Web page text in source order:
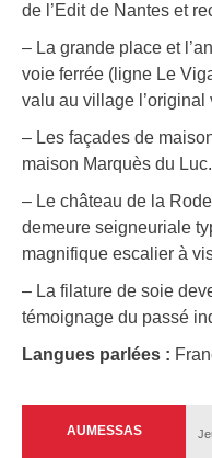
de l’Edit de Nantes et
– La grande place et
voie ferrée (ligne Le
valu au village l’original
– Les façades de
maison Marquès du Luc.
– Le château de la
demeure seigneuriale
magnifique escalier à
– La filature de soie
témoignage du passé
Langues parlées :